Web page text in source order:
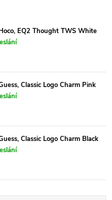
EQ2 Thought TWS White
Classic Logo Charm Pink
Classic Logo Charm Black